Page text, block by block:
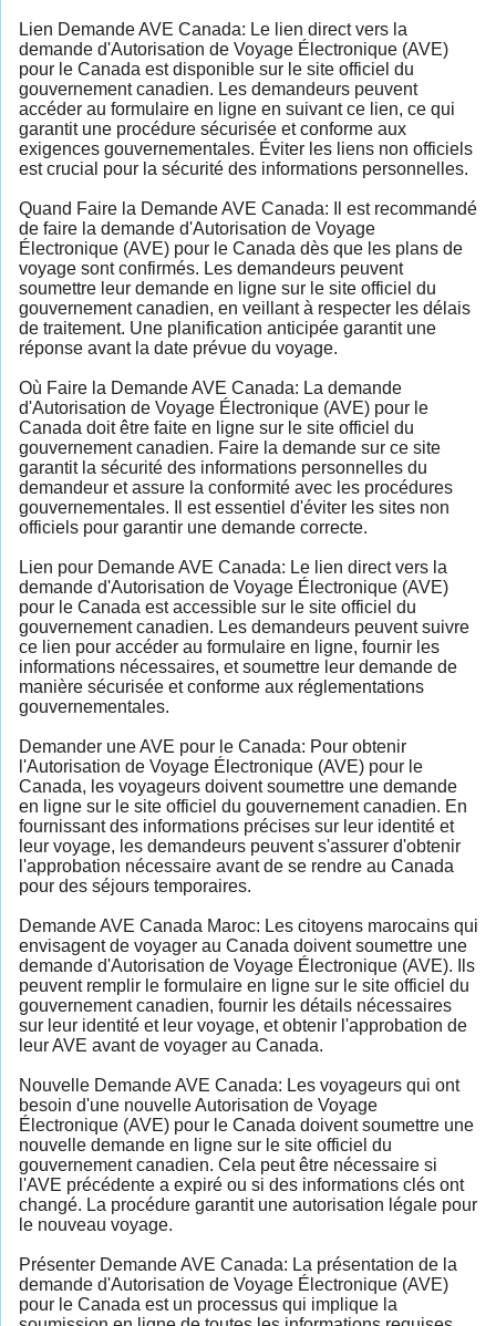
Lien Demande AVE Canada: Le lien direct vers la
demande d'Autorisation de Voyage Électronique (AVE)
pour le Canada est disponible sur le site officiel du
gouvernement canadien. Les demandeurs peuvent
accéder au formulaire en ligne en suivant ce lien, ce qui
garantit une procédure sécurisée et conforme aux
exigences gouvernementales. Éviter les liens non officiels
est crucial pour la sécurité des informations personnelles.
Quand Faire la Demande AVE Canada: Il est recommandé
de faire la demande d'Autorisation de Voyage
Électronique (AVE) pour le Canada dès que les plans de
voyage sont confirmés. Les demandeurs peuvent
soumettre leur demande en ligne sur le site officiel du
gouvernement canadien, en veillant à respecter les délais
de traitement. Une planification anticipée garantit une
réponse avant la date prévue du voyage.
Où Faire la Demande AVE Canada: La demande
d'Autorisation de Voyage Électronique (AVE) pour le
Canada doit être faite en ligne sur le site officiel du
gouvernement canadien. Faire la demande sur ce site
garantit la sécurité des informations personnelles du
demandeur et assure la conformité avec les procédures
gouvernementales. Il est essentiel d'éviter les sites non
officiels pour garantir une demande correcte.
Lien pour Demande AVE Canada: Le lien direct vers la
demande d'Autorisation de Voyage Électronique (AVE)
pour le Canada est accessible sur le site officiel du
gouvernement canadien. Les demandeurs peuvent suivre
ce lien pour accéder au formulaire en ligne, fournir les
informations nécessaires, et soumettre leur demande de
manière sécurisée et conforme aux réglementations
gouvernementales.
Demander une AVE pour le Canada: Pour obtenir
l'Autorisation de Voyage Électronique (AVE) pour le
Canada, les voyageurs doivent soumettre une demande
en ligne sur le site officiel du gouvernement canadien. En
fournissant des informations précises sur leur identité et
leur voyage, les demandeurs peuvent s'assurer d'obtenir
l'approbation nécessaire avant de se rendre au Canada
pour des séjours temporaires.
Demande AVE Canada Maroc: Les citoyens marocains qui
envisagent de voyager au Canada doivent soumettre une
demande d'Autorisation de Voyage Électronique (AVE). Ils
peuvent remplir le formulaire en ligne sur le site officiel du
gouvernement canadien, fournir les détails nécessaires
sur leur identité et leur voyage, et obtenir l'approbation de
leur AVE avant de voyager au Canada.
Nouvelle Demande AVE Canada: Les voyageurs qui ont
besoin d'une nouvelle Autorisation de Voyage
Électronique (AVE) pour le Canada doivent soumettre une
nouvelle demande en ligne sur le site officiel du
gouvernement canadien. Cela peut être nécessaire si
l'AVE précédente a expiré ou si des informations clés ont
changé. La procédure garantit une autorisation légale pour
le nouveau voyage.
Présenter Demande AVE Canada: La présentation de la
demande d'Autorisation de Voyage Électronique (AVE)
pour le Canada est un processus qui implique la